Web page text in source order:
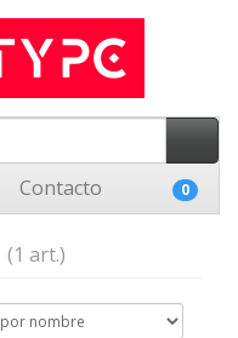
Contacto 0
(1 art.)